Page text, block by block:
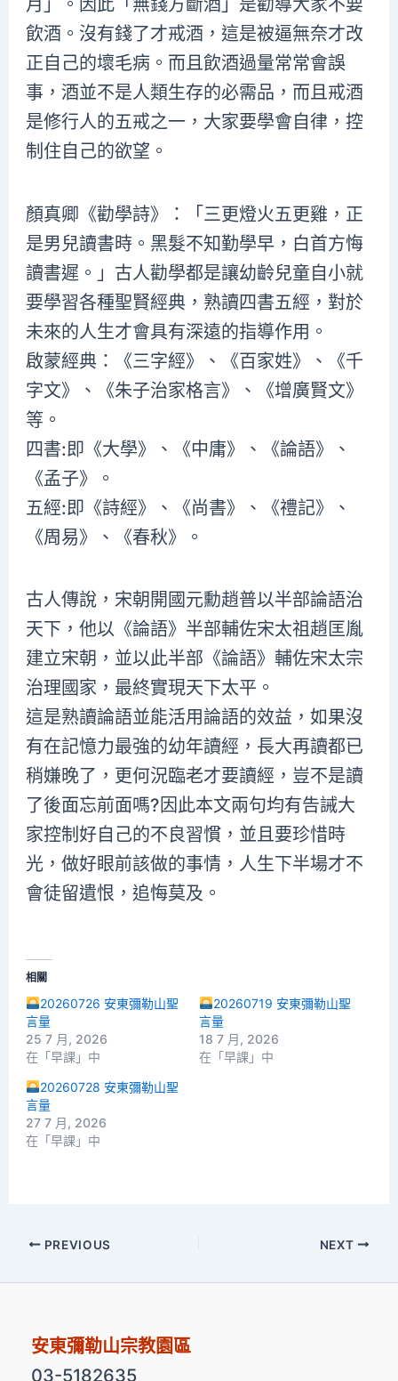
月」。因此「無錢方斷酒」是勸導大家不要
飲酒。沒有錢了才戒酒，這是被逼無奈才改
正自己的壞毛病。而且飲酒過量常常會誤
事，酒並不是人類生存的必需品，而且戒酒
是修行人的五戒之一，大家要學會自律，控
制住自己的欲望。
顏真卿《勸學詩》：「三更燈火五更雞，正
是男兒讀書時。黑髮不知勤學早，白首方悔
讀書遲。」古人勸學都是讓幼齡兒童自小就
要學習各種聖賢經典，熟讀四書五經，對於
未來的人生才會具有深遠的指導作用。
啟蒙經典：《三字經》、《百家姓》、《千
字文》、《朱子治家格言》、《增廣賢文》
等。
四書:即《大學》、《中庸》、《論語》、
《孟子》。
五經:即《詩經》、《尚書》、《禮記》、
《周易》、《春秋》。
古人傳說，宋朝開國元勳趙普以半部論語治
天下，他以《論語》半部輔佐宋太祖趙匡胤
建立宋朝，並以此半部《論語》輔佐宋太宗
治理國家，最終實現天下太平。
這是熟讀論語並能活用論語的效益，如果沒
有在記憶力最強的幼年讀經，長大再讀都已
稍嫌晚了，更何況臨老才要讀經，豈不是讀
了後面忘前面嗎?因此本文兩句均有告誡大
家控制好自己的不良習慣，並且要珍惜時
光，做好眼前該做的事情，人生下半場才不
會徒留遺恨，追悔莫及。
相關
20260726 安東彌勒山聖
言量
25 7 月, 2026
在「早課」中
20260719 安東彌勒山聖
言量
18 7 月, 2026
在「早課」中
20260728 安東彌勒山聖
言量
27 7 月, 2026
在「早課」中
PREVIOUS NEXT
安東彌勒山宗教園區
03-5182635